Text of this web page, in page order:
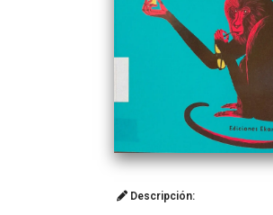
Descripción: